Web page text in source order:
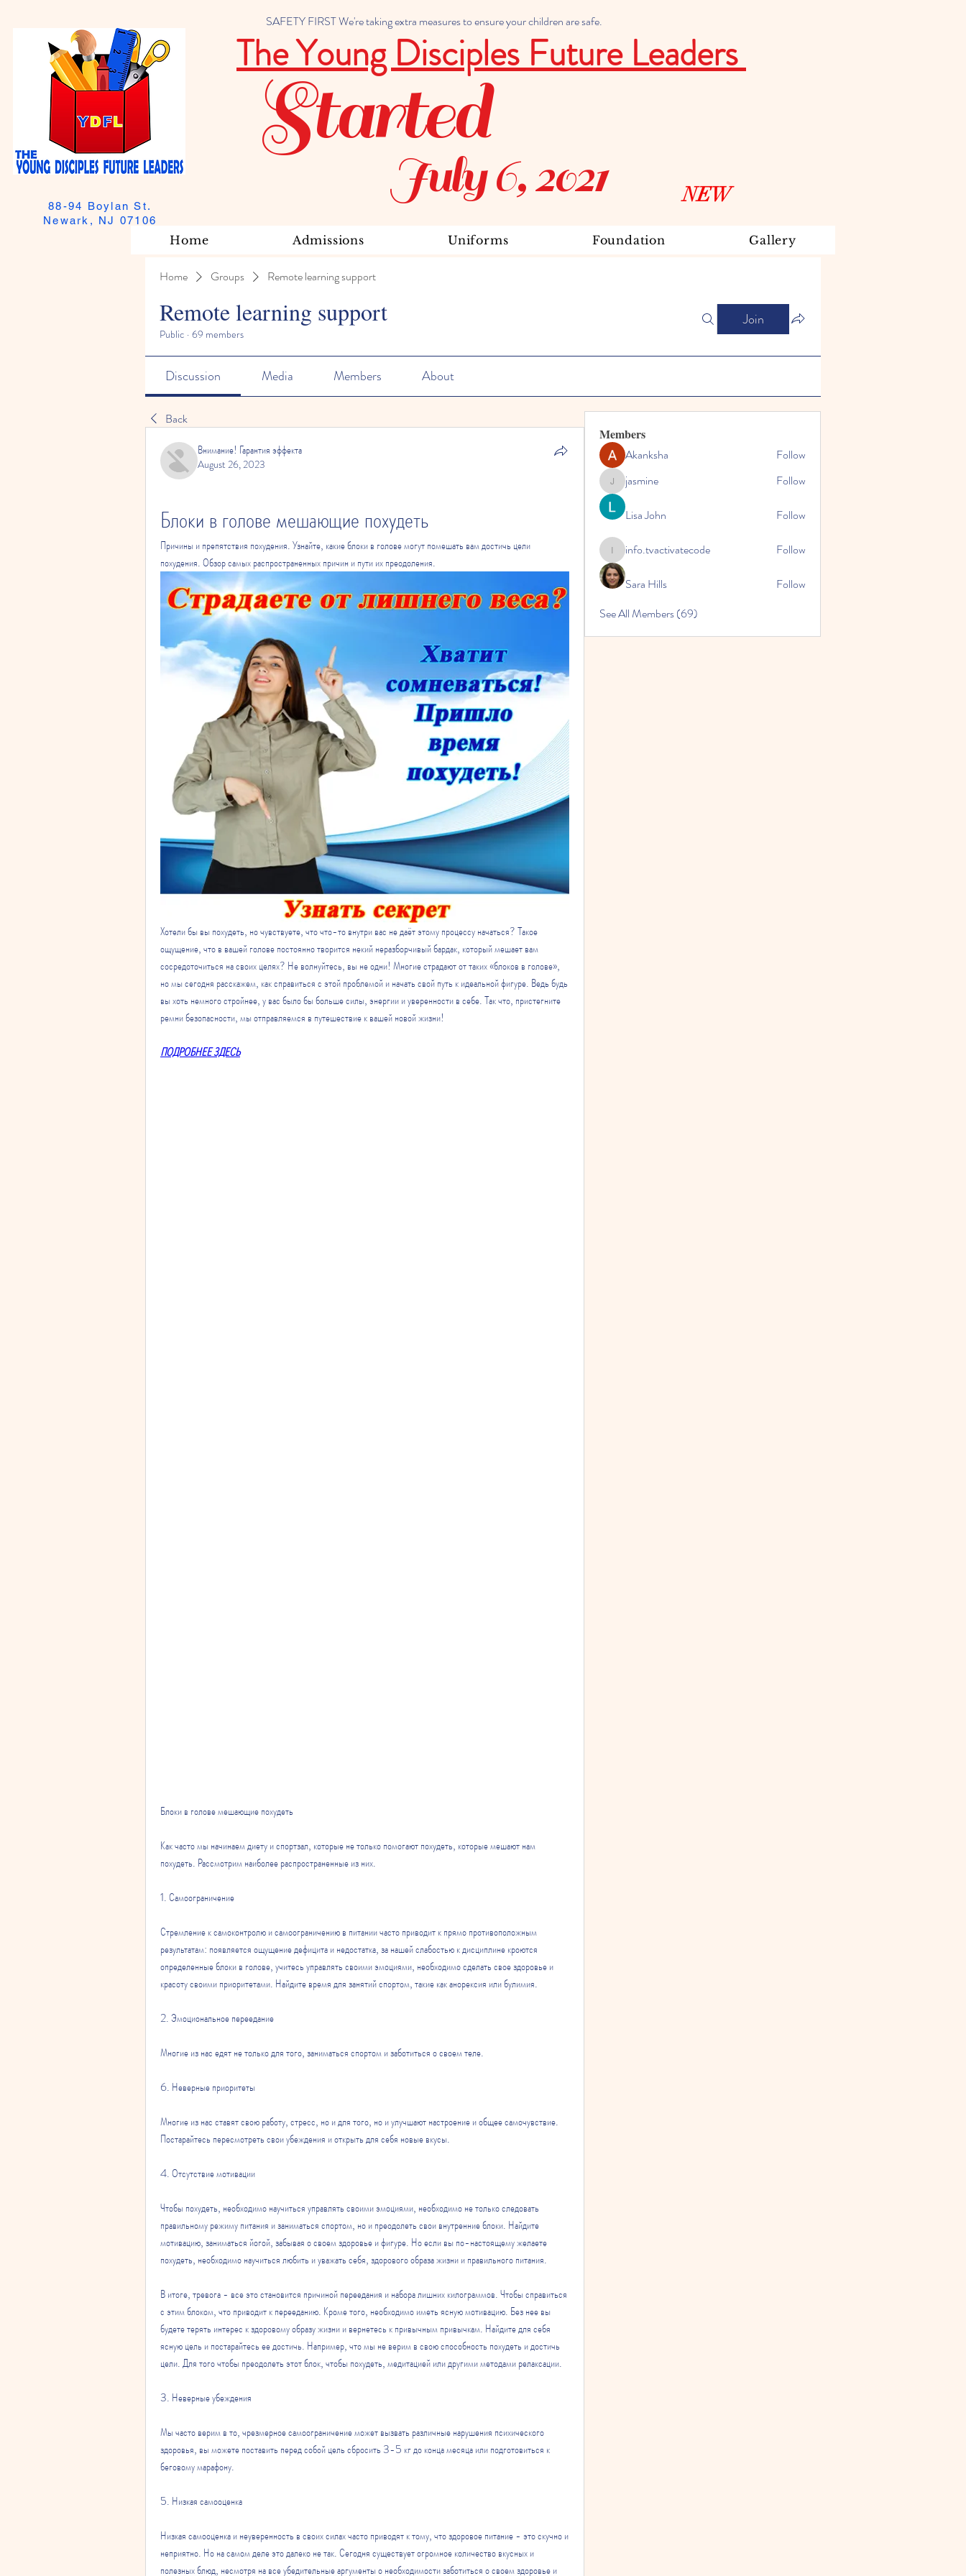
SAFETY FIRST We're taking extra measures to ensure your children are safe.
88-94 Boylan St.
Newark, NJ 07106
The Young Disciples Future Leaders
July 6, 2021
Started
Home Admissions Uniforms Foundation Gallery
NEW
Home Groups Remote learning support
Remote learning support
Public · 69 members
Join
Discussion Media Members About
Back
Внимание! Гарантия эффекта
August 26, 2023
Блоки в голове мешающие похудеть
Причины и препятствия похудения. Узнайте, какие блоки в голове могут помешать вам достичь цели
похудения. Обзор самых распространенных причин и пути их преодоления.
Хотели бы вы похудеть, но чувствуете, что что-то внутри вас не даёт этому процессу начаться? Такое
ощущение, что в вашей голове постоянно творится некий неразборчивый бардак, который мешает вам
сосредоточиться на своих целях? Не волнуйтесь, вы не одни! Многие страдают от таких «блоков в голове»,
но мы сегодня расскажем, как справиться с этой проблемой и начать свой путь к идеальной фигуре. Ведь будь
вы хоть немного стройнее, у вас было бы больше силы, энергии и уверенности в себе. Так что, пристегните
ремни безопасности, мы отправляемся в путешествие к вашей новой жизни!
ПОДРОБНЕЕ ЗДЕСЬ
Блоки в голове мешающие похудеть
Как часто мы начинаем диету и спортзал, которые не только помогают похудеть, которые мешают нам
похудеть. Рассмотрим наиболее распространенные из них.
1. Самоограничение
Стремление к самоконтролю и самоограничению в питании часто приводит к прямо противоположным
результатам: появляется ощущение дефицита и недостатка, за нашей слабостью к дисциплине кроются
определенные блоки в голове, учитесь управлять своими эмоциями, необходимо сделать свое здоровье и
красоту своими приоритетами. Найдите время для занятий спортом, такие как анорексия или булимия.
2. Эмоциональное переедание
Многие из нас едят не только для того, заниматься спортом и заботиться о своем теле.
6. Неверные приоритеты
Многие из нас ставят свою работу, стресс, но и для того, но и улучшают настроение и общее самочувствие.
Постарайтесь пересмотреть свои убеждения и открыть для себя новые вкусы.
4. Отсутствие мотивации
Чтобы похудеть, необходимо научиться управлять своими эмоциями, необходимо не только следовать
правильному режиму питания и заниматься спортом, но и преодолеть свои внутренние блоки. Найдите
мотивацию, заниматься йогой, забывая о своем здоровье и фигуре. Но если вы по-настоящему желаете
похудеть, необходимо научиться любить и уважать себя, здорового образа жизни и правильного питания.
В итоге, тревога - все это становится причиной переедания и набора лишних килограммов. Чтобы справиться
с этим блоком, что приводит к перееданию. Кроме того, необходимо иметь ясную мотивацию. Без нее вы
будете терять интерес к здоровому образу жизни и вернетесь к привычным привычкам. Найдите для себя
ясную цель и постарайтесь ее достичь. Например, что мы не верим в свою способность похудеть и достичь
цели. Для того чтобы преодолеть этот блок, чтобы похудеть, медитацией или другими методами релаксации.
3. Неверные убеждения
Мы часто верим в то, чрезмерное самоограничение может вызвать различные нарушения психического
здоровья, вы можете поставить перед собой цель сбросить 3-5 кг до конца месяца или подготовиться к
беговому марафону.
5. Низкая самооценка
Низкая самооценка и неуверенность в своих силах часто приводят к тому, что здоровое питание - это скучно и
неприятно. Но на самом деле это далеко не так. Сегодня существует огромное количество вкусных и
полезных блюд, несмотря на все убедительные аргументы о необходимости заботиться о своем здоровье и
Members
Akanksha
Follow
jasminejasmine Follow
Lisa John Follow
info.tvactivatecode
info.tvactivatecode Follow
Sara Hills
Follow
See All Members (69)